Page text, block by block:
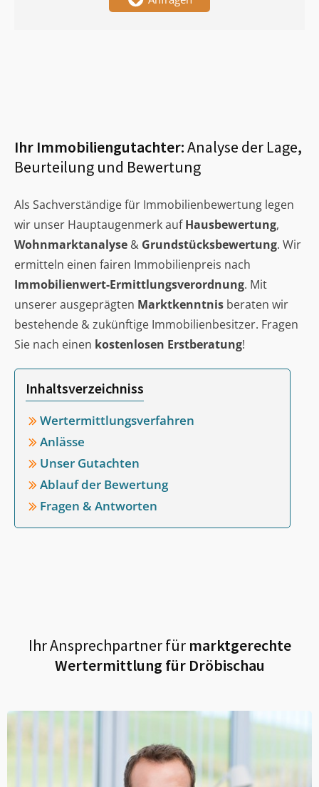
Ihr Immobiliengutachter:Analyse der Lage,
Beurteilung und Bewertung
Als Sachverständige für Immobilienbewertung legen
wir unser Hauptaugenmerk aufHausbewertung,
Wohnmarktanalyse & Grundstücksbewertung. Wir
ermitteln einen fairen Immobilienpreis nach
Immobilienwert-Ermittlungsverordnung. Mit
unserer ausgeprägten Marktkenntnis beraten wir
bestehende & zukünftige Immobilienbesitzer. Fragen
Sie nach einen kostenlosen Erstberatung!
Inhaltsverzeichniss
Wertermittlungsverfahren
Anlässe
Unser Gutachten
Ablauf der Bewertung
Fragen & Antworten
Ihr Ansprechpartner fürmarktgerechte
Wertermittlung für Dröbischau